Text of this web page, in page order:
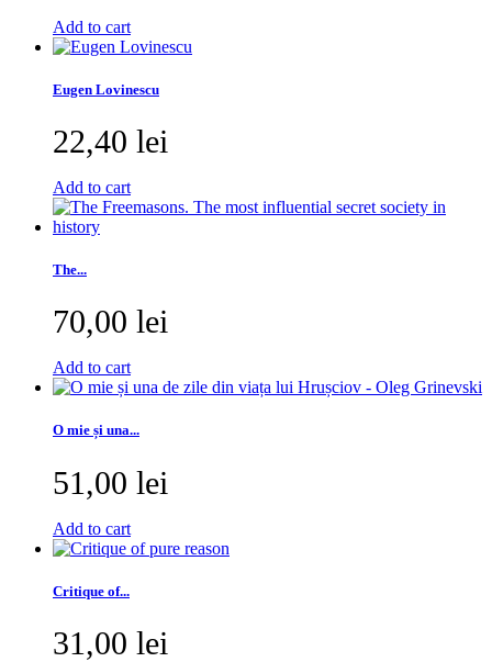
Add to cart
Eugen Lovinescu
22,40 lei
Add to cart
The...
70,00 lei
Add to cart
O mie și una...
51,00 lei
Add to cart
Critique of...
31,00 lei